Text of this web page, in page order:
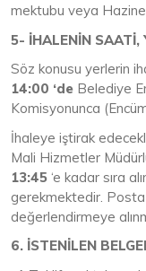
mektubu veya
5- İHALENİN SAATİ,
Söz konusu yerlerin
14:00 ‘de Belediye
Komisyonunca
İhaleye iştirak
Mali Hizmetler
13:45 ‘e kadar sıra
gerekmektedir.
değerlendirmeye
6. İSTENİLEN